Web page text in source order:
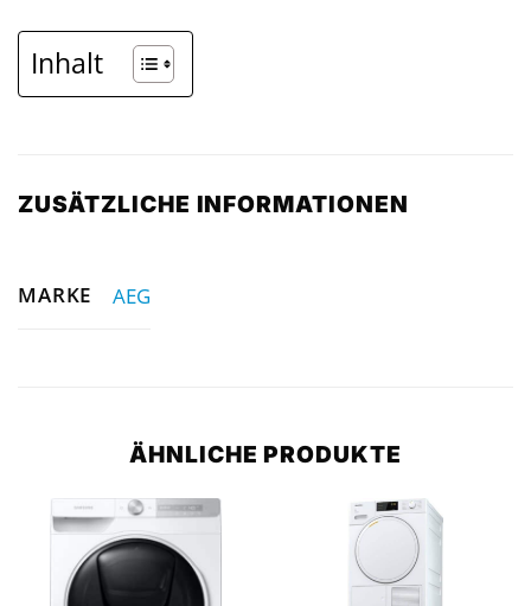
Inhalt
ZUSÄTZLICHE INFORMATIONEN
MARKE AEG
ÄHNLICHE PRODUKTE